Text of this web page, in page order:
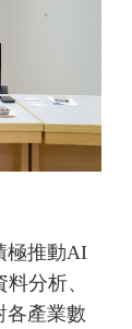
極推動AI
分析、
各產業數